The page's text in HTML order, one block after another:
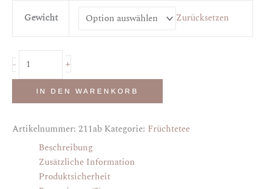
Gewicht Zurücksetzen
- +
IN DEN WARENKORB
Artikelnummer: 211ab Kategorie: Früchtetee
Beschreibung
Zusätzliche Information
Produktsicherheit